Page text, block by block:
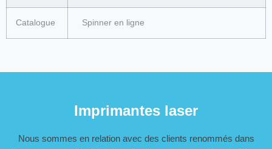
Catalogue Spinner en ligne
Imprimantes laser
Nous sommes en relation avec des clients renommés dans